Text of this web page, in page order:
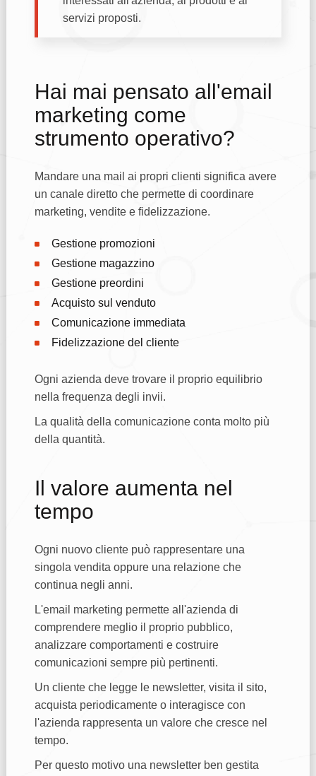
servizi proposti.
Hai mai pensato all'email
marketing come
strumento operativo?
Mandare una mail ai propri clienti significa avere
un canale diretto che permette di coordinare
marketing, vendite e fidelizzazione.
Gestione promozioni
Gestione magazzino
Gestione preordini
Acquisto sul venduto
Comunicazione immediata
Fidelizzazione del cliente
Ogni azienda deve trovare il proprio equilibrio
nella frequenza degli invii.
La qualità della comunicazione conta molto più
della quantità.
Il valore aumenta nel
tempo
Ogni nuovo cliente può rappresentare una
singola vendita oppure una relazione che
continua negli anni.
L'email marketing permette all'azienda di
comprendere meglio il proprio pubblico,
analizzare comportamenti e costruire
comunicazioni sempre più pertinenti.
Un cliente che legge le newsletter, visita il sito,
acquista periodicamente o interagisce con
l'azienda rappresenta un valore che cresce nel
tempo.
Per questo motivo una newsletter ben gestita